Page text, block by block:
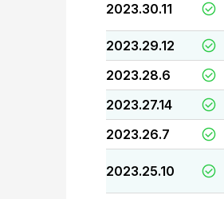
2023.30.11
2023.29.12
2023.28.6
2023.27.14
2023.26.7
2023.25.10